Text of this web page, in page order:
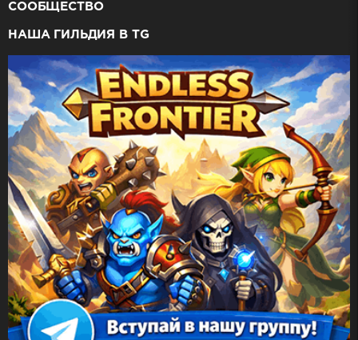
СООБЩЕСТВО
НАША ГИЛЬДИЯ В TG